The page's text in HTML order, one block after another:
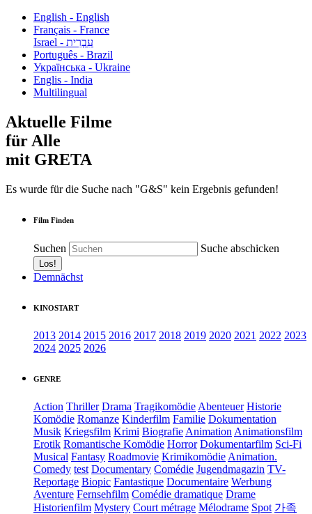
English - English
Français - France
עִבְרִית - Israel
Português - Brazil
Українська - Ukraine
Englis - India
Multilingual
Aktuelle Filme
für Alle
mit GRETA
Es wurde für die Suche nach "G&S" kein Ergebnis gefunden!
Film Finden
Suchen Suche abschicken
Demnächst
KINOSTART
2013 2014 2015 2016 2017 2018 2019 2020 2021 2022 2023
2024 2025 2026
GENRE
Action Thriller Drama Tragikomödie Abenteuer Historie
Komödie Romanze Kinderfilm Familie Dokumentation
Musik Kriegsfilm Krimi Biografie Animation Animationsfilm
Erotik Romantische Komödie Horror Dokumentarfilm Sci-Fi
Musical Fantasy Roadmovie Krimikomödie Animation.
Comedy test Documentary Comédie Jugendmagazin TV-
Reportage Biopic Fantastique Documentaire Werbung
Aventure Fernsehfilm Comédie dramatique Drame
Historienfilm Mystery Court métrage Mélodrame Spot 가족